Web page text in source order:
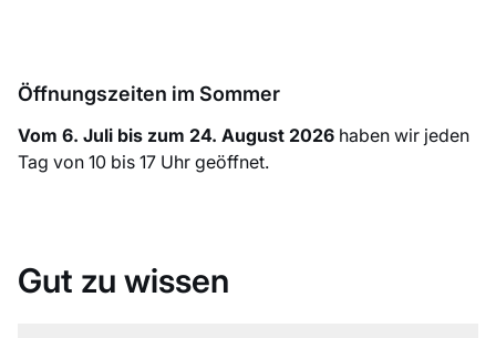
Öffnungszeiten im Sommer
Vom 6. Juli bis zum 24. August 2026 haben wir jeden
Tag von 10 bis 17 Uhr geöffnet.
Gut zu wissen